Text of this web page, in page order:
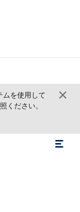
ムを使用して
ください。